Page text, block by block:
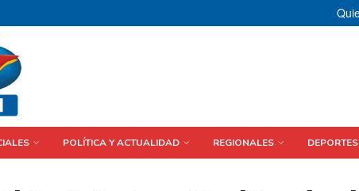
POLÍTICA Y ACTUALIDAD REGIONALES DEPORTES